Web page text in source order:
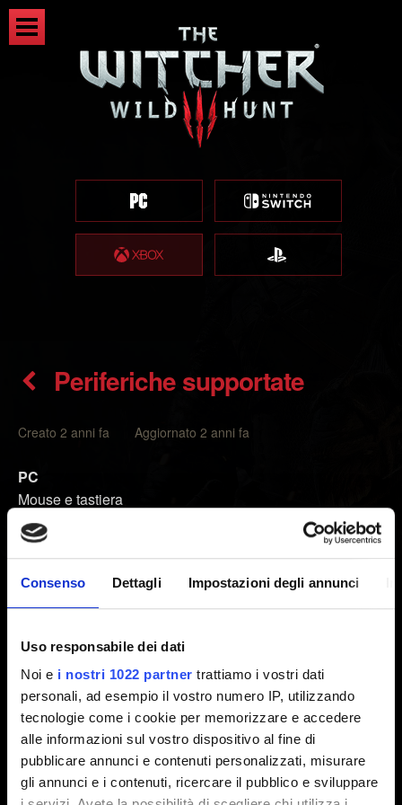
Consenso Dettagli Impostazioni degli annunci
Uso responsabile dei dati
Noi e i nostri 1022 partner trattiamo i vostri dati
personali, ad esempio il vostro numero IP, utilizzando
tecnologie come i cookie per memorizzare e accedere
alle informazioni sul vostro dispositivo al fine di
pubblicare annunci e contenuti personalizzati, misurare
gli annunci e i contenuti, ricercare il pubblico e sviluppare
Periferiche supportate
Creato 2 anni fa Aggiornato 2 anni fa
PC
Mouse e tastiera
Controller Xbox One (Supporto parziale)
Controller Xbox Series X|S (Supporto parziale)
Xbox One
Controller Xbox One
Xbox Series X|S
Controller Xbox One
Controller Xbox Series X|S
PlayStation 4
Controller DualShock 4